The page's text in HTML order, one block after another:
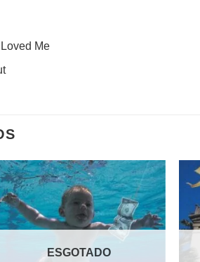
Me
Adicionar
a lista de
desejos
ESGOTADO